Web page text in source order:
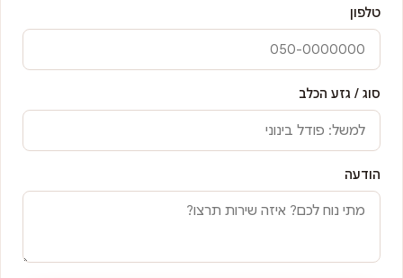
טלפון
סוג / גזע הכלב
הודעה